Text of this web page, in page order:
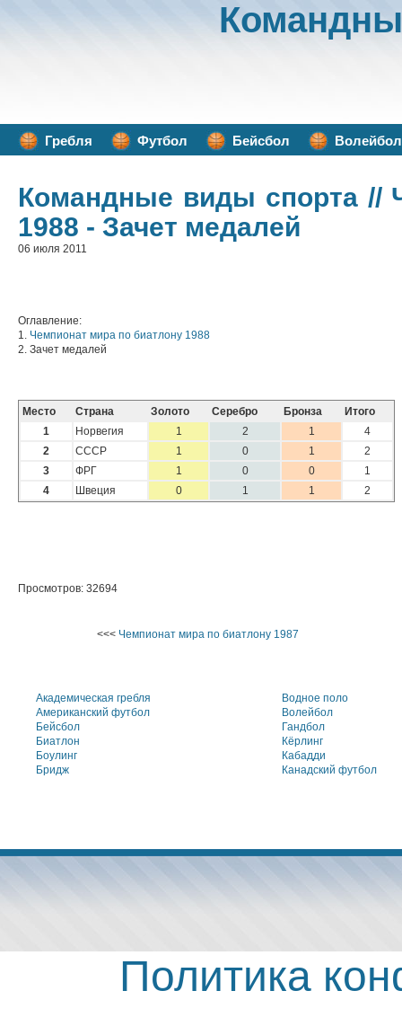
Гребля Футбол Бейсбол Волейбол
Командные виды спорта//
1988 - Зачет медалей
06 июля 2011
Оглавление:
1. Чемпионат мира по биатлону 1988
2. Зачет медалей
Место Страна Золото Серебро Бронза
Итого
1
Норвегия 1 2 1
4
2
СССР 1 0 1
2
3
ФРГ 1 0 0
1
4
Швеция 0 1 1 2
Просмотров: 32694
<<< Чемпионат мира по биатлону 1987
Академическая гребля
Американский футбол
Бейсбол
Биатлон
Боулинг
Бридж
Водное поло
Волейбол
Гандбол
Кёрлинг
Кабадди
Канадский футбол
Политика